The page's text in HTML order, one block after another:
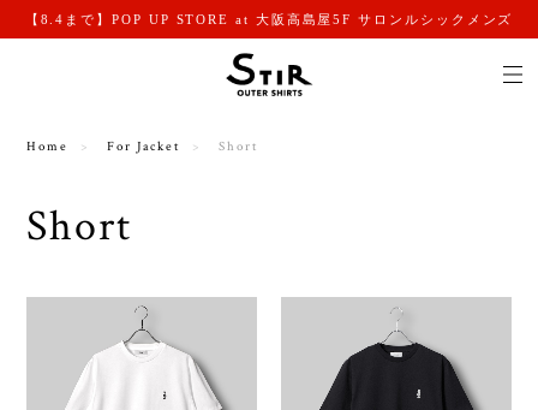
【8.4まで】POP UP STORE at 大阪高島屋5F サロンルシックメンズ
Home For Jacket Short
Short